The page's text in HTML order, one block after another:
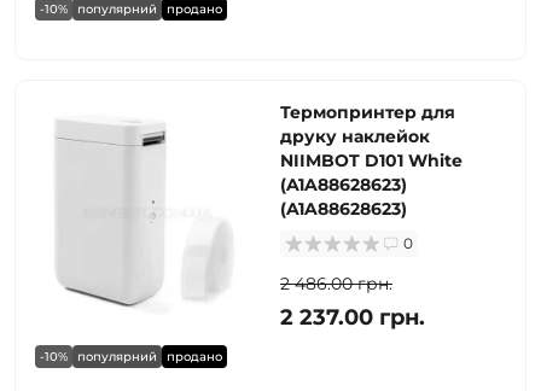
-10% популярний продано
-10% популярний продано
Термопринтер для
друку наклейок
NIIMBOT D101 White
(A1A88628623)
(A1A88628623)
0
2 486.00 грн.
2 237.00 грн.